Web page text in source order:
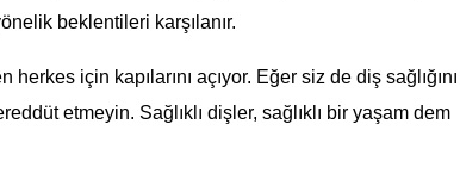
beklentileri karşılanır.
için kapılarını açıyor. Eğer siz de diş sağlığını
etmeyin. Sağlıklı dişler, sağlıklı bir yaşam dem